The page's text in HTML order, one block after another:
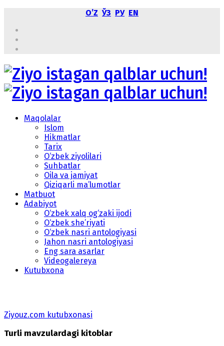
OʼZ ЎЗ РУ EN
Maqolalar
Islom
Hikmatlar
Tarix
O‘zbek ziyolilari
Suhbatlar
Oila va jamiyat
Qiziqarli ma’lumotlar
Matbuot
Adabiyot
O‘zbek xalq og‘zaki ijodi
O‘zbek she’riyati
O‘zbek nasri antologiyasi
Jahon nasri antologiyasi
Eng sara asarlar
Videogalereya
Kutubxona
Ziyouz.com kutubxonasi
Turli mavzulardagi kitoblar